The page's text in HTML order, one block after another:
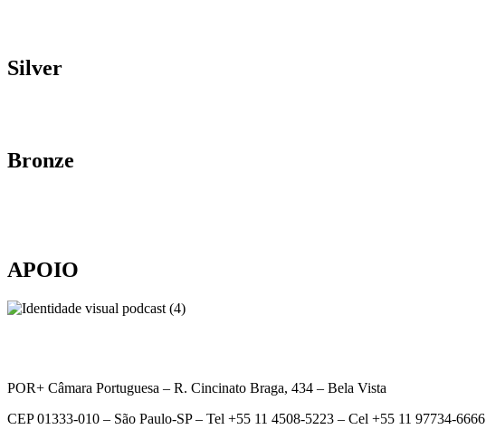
Silver
Bronze
APOIO
POR+ Câmara Portuguesa – R. Cincinato Braga, 434 – Bela Vista
CEP 01333-010 – São Paulo-SP – Tel +55 11 4508-5223 – Cel +55 11 97734-6666